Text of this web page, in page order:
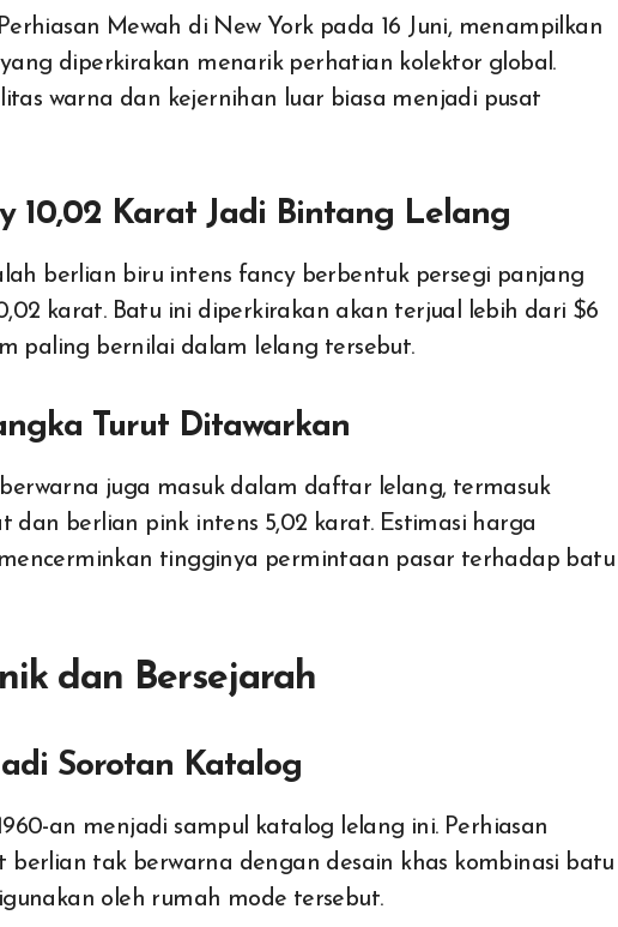
Mewah di New York pada 16 Juni, menampilkan
diperkirakan menarik perhatian kolektor global.
warna dan kejernihan luar biasa menjadi pusat
10,02 Karat Jadi Bintang Lelang
berlian biru intens fancy berbentuk persegi panjang
karat. Batu ini diperkirakan akan terjual lebih dari $6
paling bernilai dalam lelang tersebut.
Turut Ditawarkan
juga masuk dalam daftar lelang, termasuk
dan berlian pink intens 5,02 karat. Estimasi harga
tingginya permintaan pasar terhadap batu
dan Bersejarah
Sorotan Katalog
an menjadi sampul katalog lelang ini. Perhiasan
berlian tak berwarna dengan desain khas kombinasi batu
oleh rumah mode tersebut.